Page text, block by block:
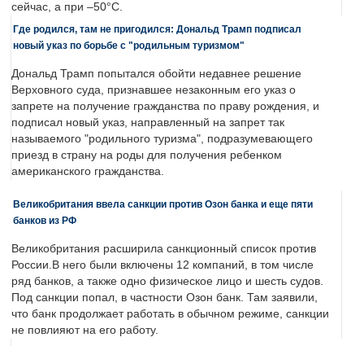
сейчас, а при –50°C.
Где родился, там не пригодился: Дональд Трамп подписал
новый указ по борьбе с "родильным туризмом"
Дональд Трамп попытался обойти недавнее решение
Верховного суда, признавшее незаконным его указ о
запрете на получение гражданства по праву рождения, и
подписал новый указ, направленный на запрет так
называемого "родильного туризма", подразумевающего
приезд в страну на роды для получения ребенком
американского гражданства.
Великобритания ввела санкции против Озон банка и еще пяти
банков из РФ
Великобритания расширила санкционный список против
России.В него были включены 12 компаний, в том числе
ряд банков, а также одно физическое лицо и шесть судов.
Под санкции попал, в частности Озон банк. Там заявили,
что банк продолжает работать в обычном режиме, санкции
не повлияют на его работу.